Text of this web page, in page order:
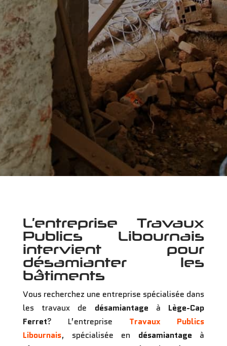
L’entreprise Travaux
Publics Libournais
intervient pour
désamianter les
bâtiments
Vous recherchez une entreprise spécialisée dans
les travaux de désamiantage à Lège-Cap
Ferret? L’entreprise Travaux Publics
Libournais, spécialisée en désamiantage à